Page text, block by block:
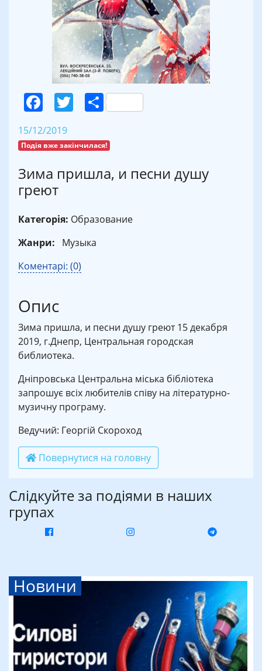
Facebook
Twitter
Поділитися
15/12/2019
Подія вже закінчилася!
Зима пришла, и песни душу
греют
Категорія: Образование
Жанри:
Музыка
Коментарі: (0)
Опис
Зима пришла, и песни душу греют 15 декабря
2019, г.Днепр, Центральная городская
библиотека.
Дніпровська Центральна міська бібліотека
запрошує всіх любителів співу на літературно-
музичну програму.
Ведучий: Георгій Скороход
Повернутися на головну
Слідкуйте за подіями в наших
групах
Новини